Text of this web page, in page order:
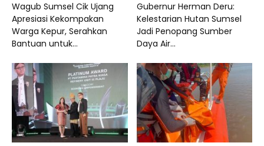
Wagub Sumsel Cik Ujang
Apresiasi Kekompakan
Warga Kepur, Serahkan
Bantuan untuk...
Gubernur Herman Deru:
Kelestarian Hutan Sumsel
Jadi Penopang Sumber
Daya Air...